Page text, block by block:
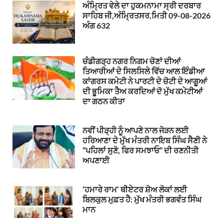
ਅੰਮ੍ਰਿਤ ਵੇਲੇ ਦਾ ਹੁਕਮਨਾਮਾ ਸ੍ਰੀ ਦਰਬਾਰ
ਸਾਹਿਬ ਜੀ,ਅੰਮ੍ਰਿਤਸਰ,ਮਿਤੀ 09-08-2026
ਅੰਗ 632
ਚੰਡੀਗੜ੍ਹ ਨਗਰ ਨਿਗਮ ਚੋਣਾਂ ਦੀਆਂ
ਤਿਆਰੀਆਂ ਦੇ ਸਿਲਸਿਲੇ ਵਿੱਚ ਆਲ ਇੰਡੀਆ
ਕਾਂਗਰਸ ਕਮੇਟੀ ਨੇ ਪਾਰਟੀ ਦੇ ਚੋਟੀ ਦੇ ਆਗੂਆਂ
ਦੀ ਭੂਮਿਕਾ ਤੈਅ ਕਰਦਿਆਂ ਦੋ ਮੁੱਖ ਕਮੇਟੀਆਂ
ਦਾ ਗਠਨ ਕੀਤਾ
ਨਵੀਂ ਪੀੜ੍ਹੀ ਨੂੰ ਆਪਣੇ ਨਾਲ ਜੋੜਨ ਲਈ
ਹਰਿਆਣਾ ਦੇ ਮੁੱਖ ਮੰਤਰੀ ਨਾਇਬ ਸਿੰਘ ਸੈਣੀ ਨੇ
“ਪਹਿਲਾਂ ਸੁਣੋ, ਫਿਰ ਸਮਝਾਓ” ਦੀ ਰਣਨੀਤੀ
ਅਪਣਾਈ
‘ਹਮਾਰੇ ਰਾਮ’ ਥੀਏਟਰ ਸ਼ੋਅ ਲੋਕਾਂ ਲਈ
ਬਿਲਕੁਲ ਮੁਫ਼ਤ ਹੈ: ਮੁੱਖ ਮੰਤਰੀ ਭਗਵੰਤ ਸਿੰਘ
ਮਾਨ